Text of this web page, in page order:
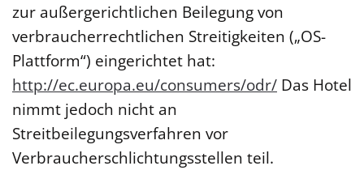
zur außergerichtlichen Beilegung von
verbraucherrechtlichen Streitigkeiten („OS-
Plattform“) eingerichtet hat:
http://ec.europa.eu/consumers/odr/ Das Hotel
nimmt jedoch nicht an
Streitbeilegungsverfahren vor
Verbraucherschlichtungsstellen teil.